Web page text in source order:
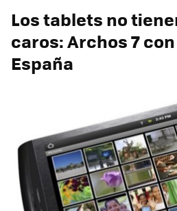
Los tablets no
caros: Archos 7
España